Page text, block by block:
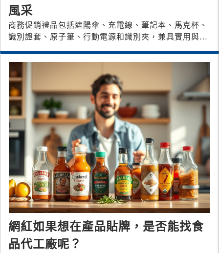
風采
商務促銷禮品包括遮陽傘、充電線、筆記本、馬克杯、
識別證套、原子筆、行動電源和識別夾，兼具實用與品
網紅如果想在產品貼牌，是否能找食
品代工廠呢？